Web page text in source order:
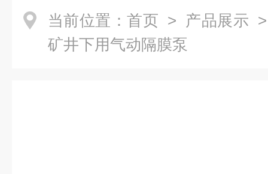
当前位置： 首页 > 产品展示
矿井下用气动隔膜泵